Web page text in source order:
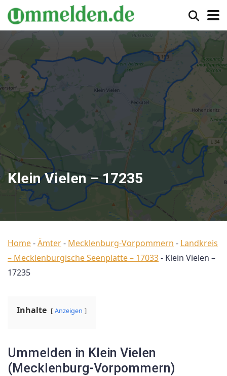
Klein Vielen – 17235
Home-Ämter- Mecklenburg-Vorpommern - Landkreis
– Mecklenburgische Seenplatte – 17033- Klein Vielen –
17235
Inhalte Anzeigen
Ummelden in Klein Vielen
(Mecklenburg-Vorpommern)